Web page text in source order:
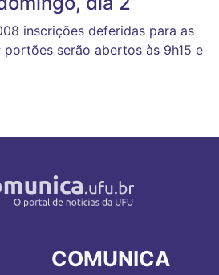
inscrições deferidas para as
portões serão abertos às 9h15 e
COMUNICA